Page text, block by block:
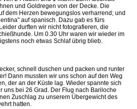
und Goldregen von der Decke. Die
dem Herzen bewegungslos verharrend; und
auf spanisch. Dazu gab es fürs
durften wir nicht fotografieren, die
Um 0.30 Uhr waren wir wieder im
noch etwas Schlaf übrig blieb.
schnell duschen und packen und runter
Dann mussten wir uns schon auf den Weg
der an der Küste lag. Wieder spannte sich
uns bei 26 Grad. Der Flug nach Bariloche
Zuschlag zu unserem Übergewicht des
hatten.